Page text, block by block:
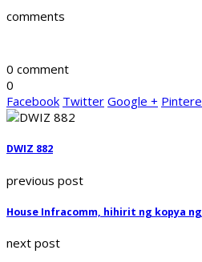
comments
0 comment
0
Facebook Twitter Google +
DWIZ 882
previous post
House Infracomm, hihirit ng kopya ng
next post